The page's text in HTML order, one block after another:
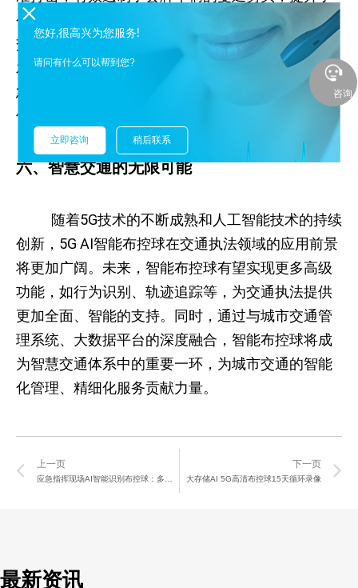
公众对交通执法的信任度和满意度。此外，在应对
交通拥堵、交通事故等突发事件时，智能布控球也
发挥了重要作用，通过实时监控和数据分析，为应
急指挥提供了科学依据，有效缩短了响应时间，降
低了事故损失。
六、智慧交通的无限可能
随着5G技术的不断成熟和人工智能技术的持续
创新，5G AI智能布控球在交通执法领域的应用前景
将更加广阔。未来，智能布控球有望实现更多高级
功能，如行为识别、轨迹追踪等，为交通执法提供
更加全面、智能的支持。同时，通过与城市交通管
理系统、大数据平台的深度融合，智能布控球将成
为智慧交通体系中的重要一环，为城市交通的智能
化管理、精细化服务贡献力量。
Prev
上一页
应急指挥现场AI智能识别布控球：多算法远程升级+无线图传
下一页
大存储AI 5G高清布控球15天循环录像
最新资讯
您好,很高兴为您服务!
请问有什么可以帮到您?
立即咨询 稍后联系
咨询